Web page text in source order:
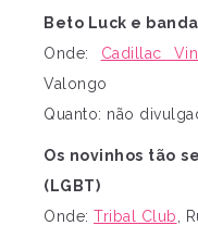
Beto Luck e banda
Onde: Cadillac
Valongo
Quanto: não
Os novinhos tão
(LGBT)
Onde: Tribal Club ,